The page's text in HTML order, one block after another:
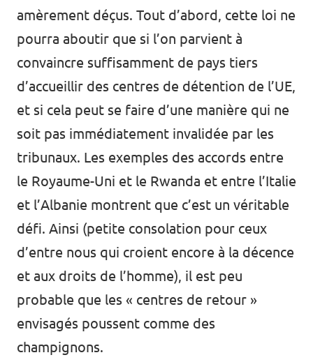
amèrement déçus. Tout d’abord, cette loi ne
pourra aboutir que si l’on parvient à
convaincre suffisamment de pays tiers
d’accueillir des centres de détention de l’UE,
et si cela peut se faire d’une manière qui ne
soit pas immédiatement invalidée par les
tribunaux. Les exemples des accords entre
le Royaume-Uni et le Rwanda et entre l’Italie
et l’Albanie montrent que c’est un véritable
défi. Ainsi (petite consolation pour ceux
d’entre nous qui croient encore à la décence
et aux droits de l’homme), il est peu
probable que les « centres de retour »
envisagés poussent comme des
champignons.